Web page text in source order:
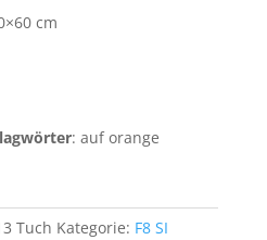
cm
: auf orange
Tuch Kategorie: F8 SI